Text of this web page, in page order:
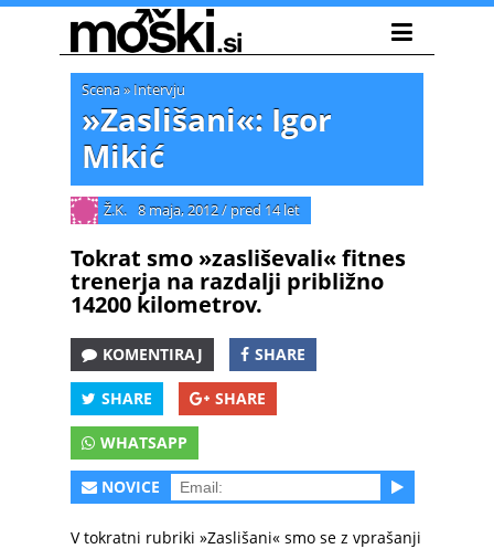
Scena» Intervju
»Zaslišani«: Igor
Mikić
Ž.K. 8 maja, 2012/ pred 14 let
Tokrat smo »zasliševali« fitnes
trenerja na razdalji približno
14200 kilometrov.
KOMENTIRAJ SHARE
SHARE SHARE
WHATSAPP
NOVICE
V tokratni rubriki »Zaslišani« smo se z vprašanji